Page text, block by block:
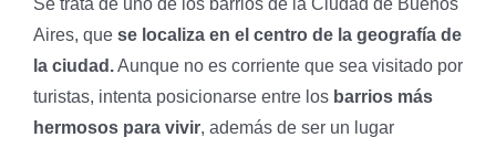
Se trata de uno de los barrios de la Ciudad de Buenos
Aires, que se localiza en el centro de la geografía de
la ciudad.Aunque no es corriente que sea visitado por
turistas, intenta posicionarse entre los barrios más
hermosos para vivir, además de ser un lugar